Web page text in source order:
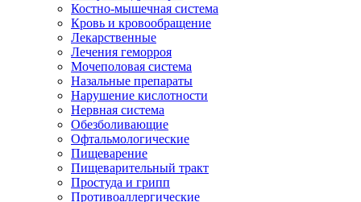
Костно-мышечная система
Кровь и кровообращение
Лекарственные
Лечения геморроя
Мочеполовая система
Назальные препараты
Нарушение кислотности
Нервная система
Обезболивающие
Офтальмологические
Пищеварение
Пищеварительный тракт
Простуда и грипп
Противоаллергические